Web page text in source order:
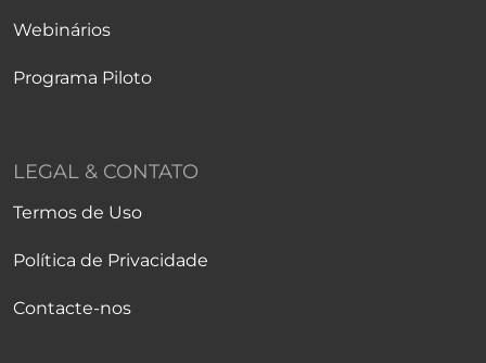
Webinários
Programa Piloto
LEGAL & CONTATO
Termos de Uso
Política de Privacidade
Contacte-nos